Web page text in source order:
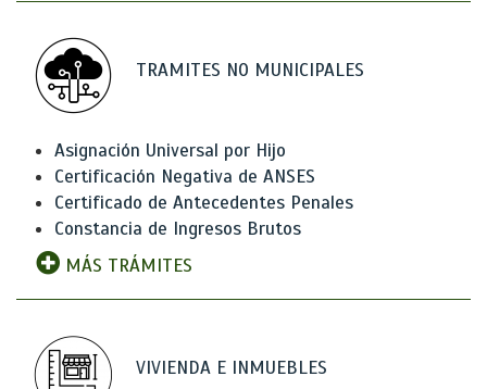
TRAMITES NO MUNICIPALES
Asignación Universal por Hijo
Certificación Negativa de ANSES
Certificado de Antecedentes Penales
Constancia de Ingresos Brutos
MÁS TRÁMITES
VIVIENDA E INMUEBLES